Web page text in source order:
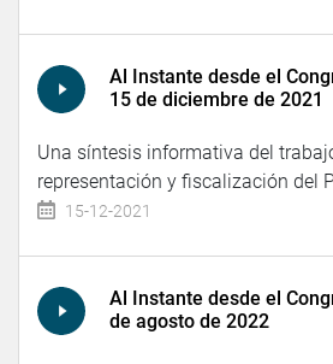
Al Instante desde el
15 de diciembre de 2021
Una síntesis informativa del
representación y fiscalización del
15-12-2021
Al Instante desde el
de agosto de 2022